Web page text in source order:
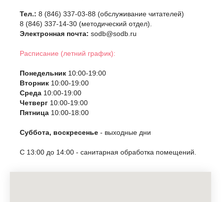
Тел.: 8 (846) 337-03-88 (обслуживание читателей)
8 (846) 337-14-30 (методический отдел).
Электронная почта: sodb@sodb.ru
Расписание (летний график):
Понедельник 10:00-19:00
Вторник 10:00-19:00
Среда 10:00-19:00
Четверг 10:00-19:00
Пятница 10:00-18:00
Суббота, воскресенье - выходные дни
С 13:00 до 14:00 - санитарная обработка помещений.